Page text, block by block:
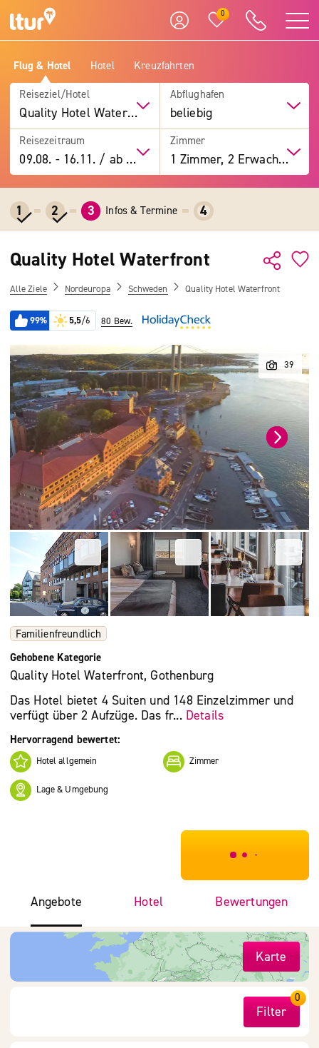
0
Flug & Hotel Hotel Kreuzfahrten
Reiseziel/Hotel
Quality Hotel Waterfront
Abflughafen
beliebig
Reisezeitraum
09.08. -16.11. / ab 7 Tage
Zimmer
1 Zimmer, 2 Erwachsene
1 2 3 Infos & Termine 4
Quality Hotel Waterfront
Alle Ziele Nordeuropa Schweden Quality Hotel Waterfront
99% 5,5/6 80 Bew.
Familienfreundlich
Gehobene Kategorie
Quality Hotel Waterfront, Gothenburg
Das Hotel bietet 4 Suiten und 148 Einzelzimmer und
verfügt über 2 Aufzüge. Das fr... Details
Hervorragend bewertet:
Hotel allgemein Zimmer
Lage & Umgebung
***************
Angebote Hotel Bewertungen
Karte
Filter
0